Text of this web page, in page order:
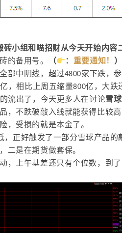
砖小组和喵招财从今天开始内容
的备用号。
（ ： 重要通知！
）
部中阴线，超过4800家下跌，
，相比上周五缩量800亿，大
流出了，今天更多人在讨论雪
，不跌破敲入线就能获得比较
，受损的就是本金了。
正好触发了一部分雪球产品的
二是在期货做套保。
，上午基差还只有个位数，到